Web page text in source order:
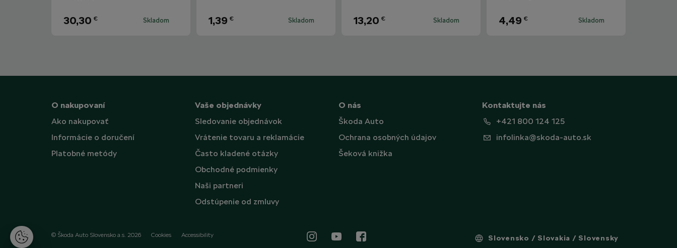
30,30 € Skladom 1,39 € Skladom 13,20 € Skladom 4,49 € Skladom
O nakupovaní
Ako nakupovať
Informácie o doručení
Platobné metódy
Vaše objednávky
Sledovanie objednávok
Vrátenie tovaru a reklamácie
Často kladené otázky
Obchodné podmienky
Naši partneri
Odstúpenie od zmluvy
O nás
Škoda Auto
Ochrana osobných údajov
Šeková knižka
Kontaktujte nás
+421 800 124 125
infolinka@skoda-auto.sk
© Škoda Auto Slovensko a.s. 2026 Cookies Accessibility Slovensko / Slovakia / Slovensky
S